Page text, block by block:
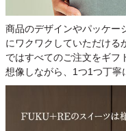
商品のデザインやパッケー
にワクワクしていただける
ではすべてのご注文をギフ
想像しながら、1つ1つ丁寧